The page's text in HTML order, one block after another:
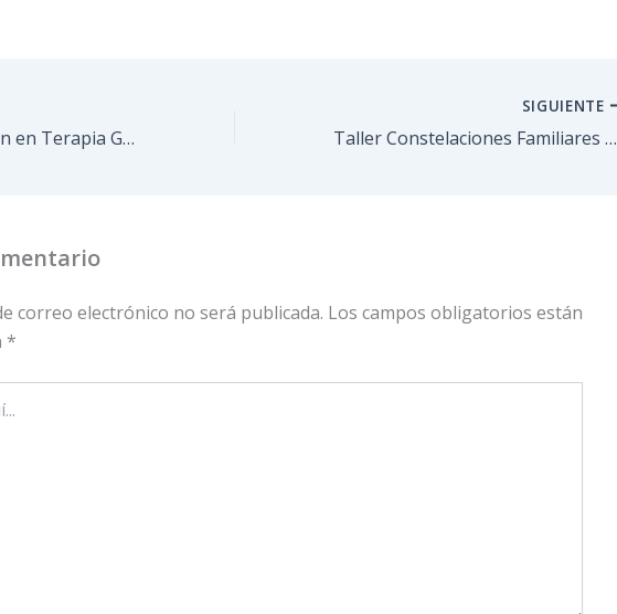
Curso de Formación en Terapia Gestalt 2023 – 10ª Promoción
SIGUIENTE
Taller Constelaciones Familiares – 29 diciembre 2022
correo electrónico no será publicada. Los campos obligatorios están
*